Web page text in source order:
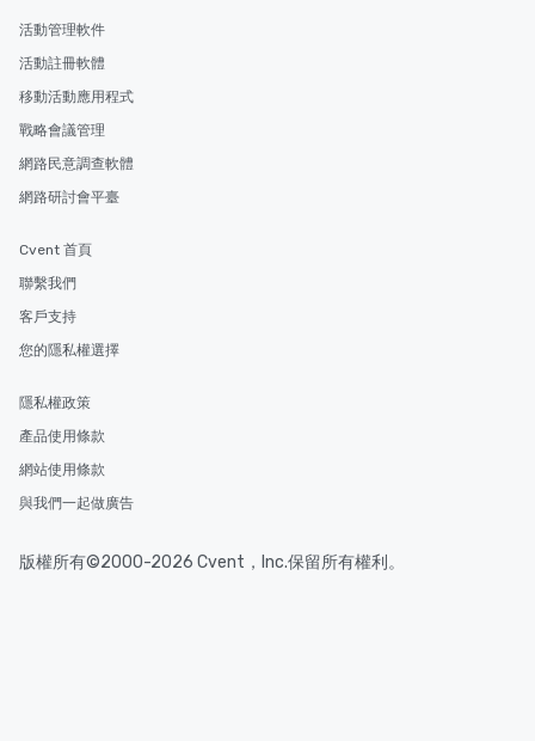
活動管理軟件
活動註冊軟體
移動活動應用程式
戰略會議管理
網路民意調查軟體
網路研討會平臺
Cvent 首頁
聯繫我們
客戶支持
您的隱私權選擇
隱私權政策
產品使用條款
網站使用條款
與我們一起做廣告
版權所有©2000-2026 Cvent，Inc.保留所有權利。